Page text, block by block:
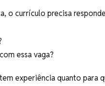
o currículo precisa
essa vaga?
experiência quanto para